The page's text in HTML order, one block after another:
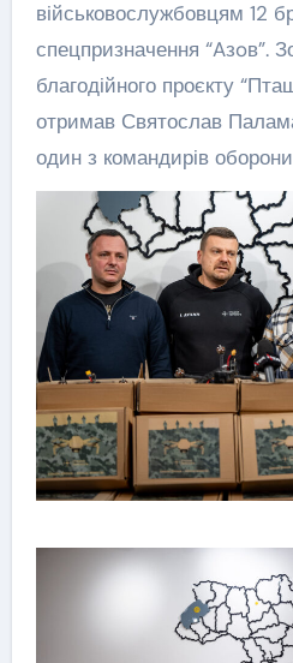
військовослужбовцям 12
спецпризначення “Aзoв”.
благодійного проєкту
отримав Святослав
один з командирів